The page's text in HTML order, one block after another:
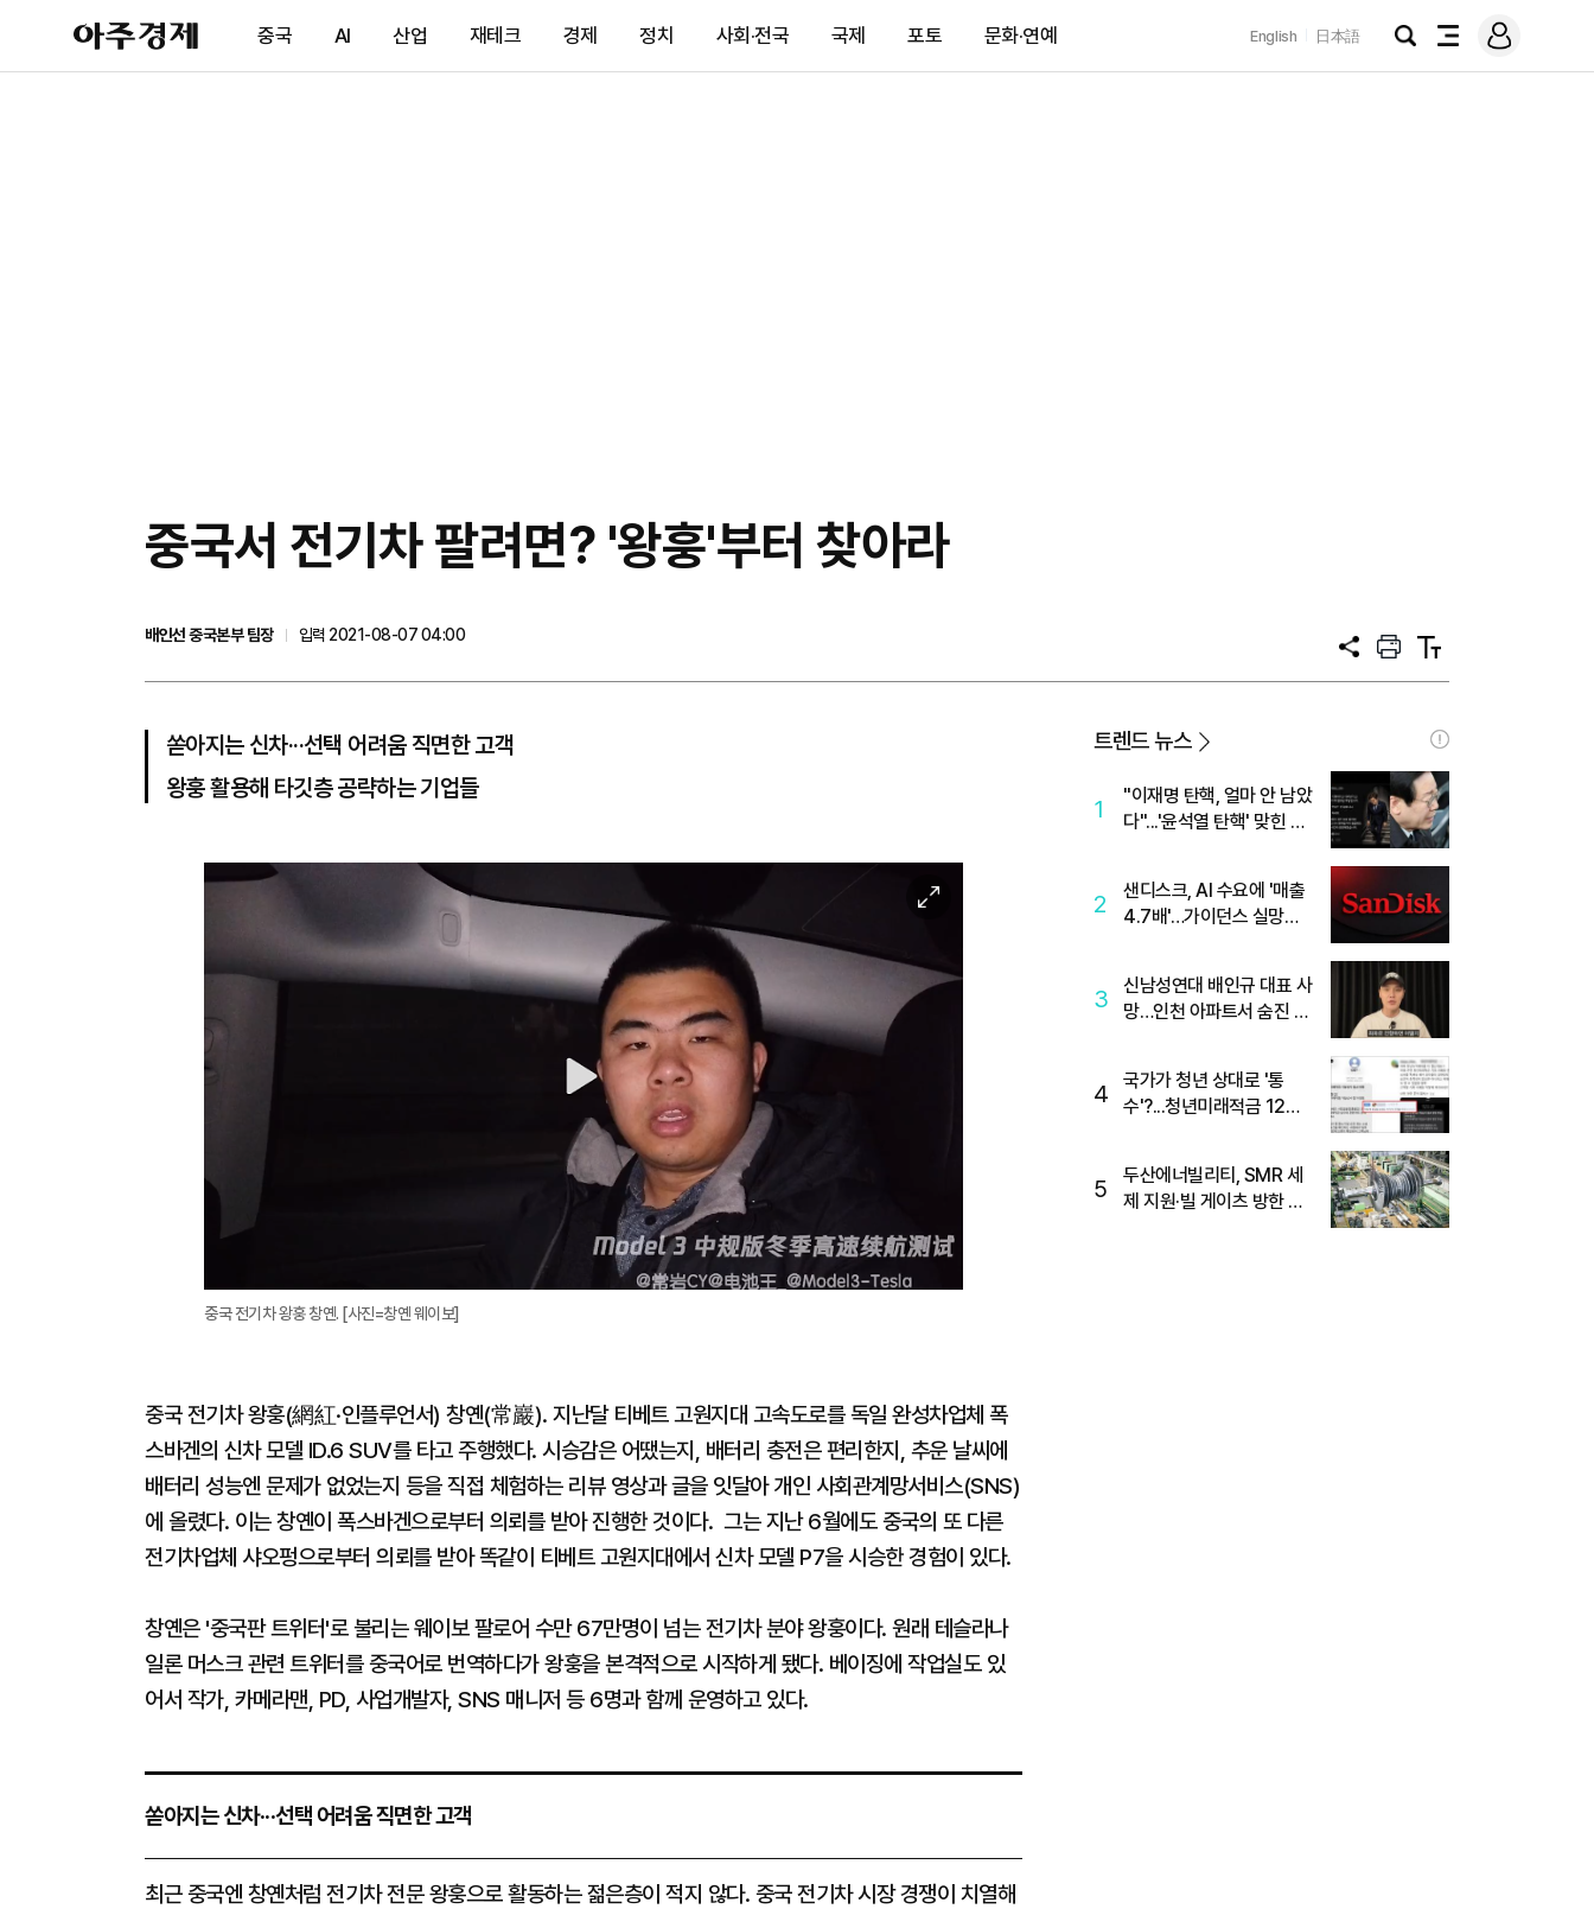
아
주
제
중국 AI 산업 재테크 경제 정치 사회·전국 국제 포토 문화·연예 English 日本語
검
전
메
그
중국서 전기차 팔려면? '왕훙'부터 찾아라
배인선 중국본부 팀장
입력 2021-08-07 04:00
공
프
트
텍
트
쏟아지는 신차···선택 어려움 직면한 고객
왕훙 활용해 타깃층 공략하는 기업들
지
확
중국 전기차 왕훙 창옌. [사진=창옌 웨이보]
중국 전기차 왕훙(網紅·인플루언서) 창옌(常巖). 지난달 티베트 고원지대 고속도로를 독일 완성차업체 폭
스바겐의 신차 모델 ID.6 SUV를 타고 주행했다. 시승감은 어땠는지, 배터리 충전은 편리한지, 추운 날씨에
배터리 성능엔 문제가 없었는지 등을 직접 체험하는 리뷰 영상과 글을 잇달아 개인 사회관계망서비스(SNS)
에 올렸다. 이는 창옌이 폭스바겐으로부터 의뢰를 받아 진행한 것이다. 그는 지난 6월에도 중국의 또 다른
전기차업체 샤오펑으로부터 의뢰를 받아 똑같이 티베트 고원지대에서 신차 모델 P7을 시승한 경험이 있다.
창옌은 '중국판 트위터'로 불리는 웨이보 팔로어 수만 67만명이 넘는 전기차 분야 왕훙이다. 원래 테슬라나
일론 머스크 관련 트위터를 중국어로 번역하다가 왕훙을 본격적으로 시작하게 됐다. 베이징에 작업실도 있
어서 작가, 카메라맨, PD, 사업개발자, SNS 매니저 등 6명과 함께 운영하고 있다.
쏟아지는 신차···선택 어려움 직면한 고객
최근 중국엔 창옌처럼 전기차 전문 왕훙으로 활동하는 젊은층이 적지 않다. 중국 전기차 시장 경쟁이 치열해
트렌드 뉴스
1
"이재명 탄핵, 얼마 안 남았
다"...'윤석열 탄핵' 맞힌 무
2
샌디스크, AI 수요에 '매출
4.7배'…가이던스 실망에
3
신남성연대 배인규 대표 사
망…인천 아파트서 숨진 채
4
국가가 청년 상대로 '통
수'?...청년미래적금 12%
5
두산에너빌리티, SMR 세
제 지원·빌 게이츠 방한 기